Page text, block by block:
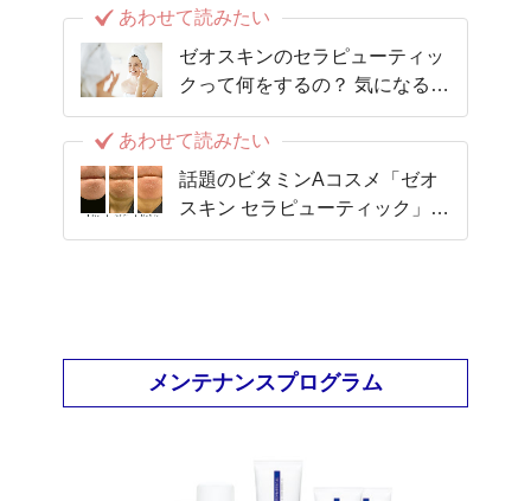
あわせて読みたい
ゼオスキンのセラピューティッ
クって何をするの？ 気になる内
容や効果を詳しく解説！
あわせて読みたい
話題のビタミンAコスメ「ゼオ
スキン セラピューティック」を
1か月体験してみました！
メンテナンスプログラム